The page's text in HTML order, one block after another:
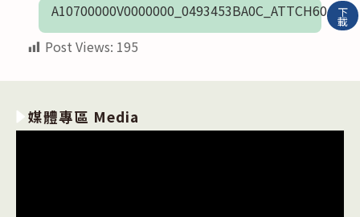
A10700000V0000000_0493453BA0C_ATTCH60
下
載
Post Views: 195
媒體專區 Media